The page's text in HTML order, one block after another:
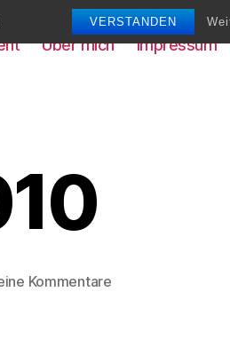
VERSTANDEN
Über mich Impressum
Kommentarezu